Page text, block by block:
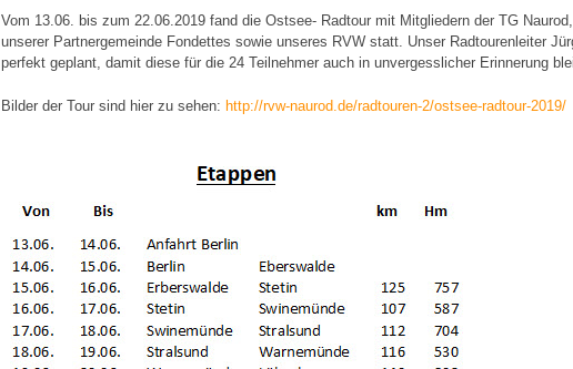
Vom 13.06. bis zum 22.06.2019 fand die Ostsee- Radtour mit Mitgliedern der TG
unserer Partnergemeinde Fondettes sowie unseres RVW statt. Unser Radtourenleiter
perfekt geplant, damit diese für die 24 Teilnehmer auch in unvergesslicher Erinnerung
Bilder der Tour sind hier zu sehen: http://rvw-naurod.de/radtouren-2/ostsee-radtour-2019/